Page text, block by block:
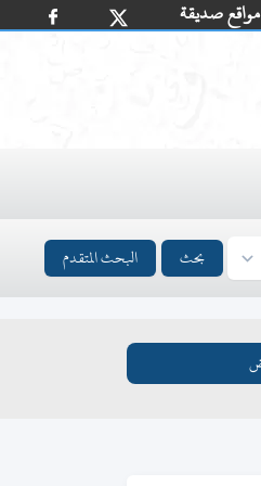
مواقع صديقة
بحث البحث المتقدم